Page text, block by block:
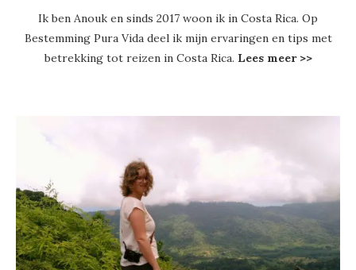
Ik ben Anouk en sinds 2017 woon ik in Costa Rica. Op
Bestemming Pura Vida deel ik mijn ervaringen en tips met
betrekking tot reizen in Costa Rica. Lees meer >>